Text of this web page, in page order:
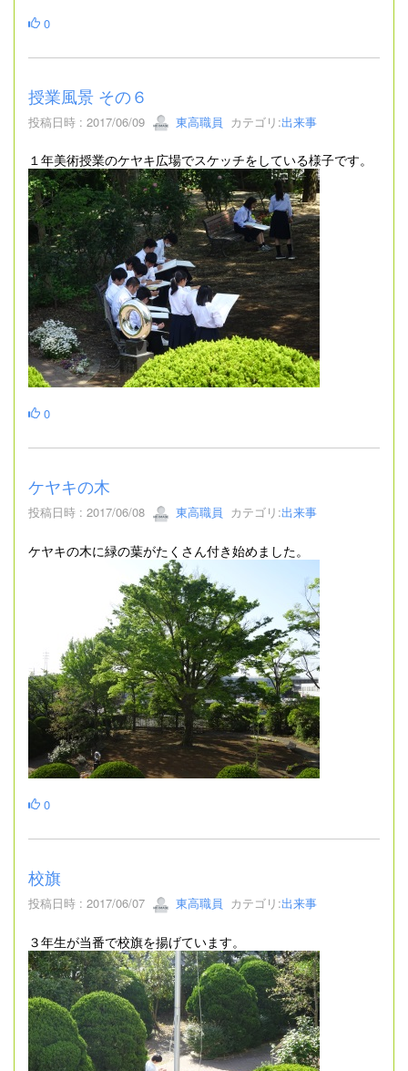
0
授業風景 その６
投稿日時 : 2017/06/09 東高職員 カテゴリ:出来事
１年美術授業のケヤキ広場でスケッチをしている様子です。
0
ケヤキの木
投稿日時 : 2017/06/08 東高職員 カテゴリ:出来事
ケヤキの木に緑の葉がたくさん付き始めました。
0
校旗
投稿日時 : 2017/06/07 東高職員 カテゴリ:出来事
３年生が当番で校旗を揚げています。